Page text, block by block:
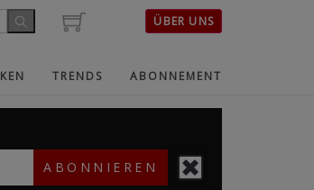
ÜBER UNS
TRENDS ABONNEMENT
ABONNIEREN